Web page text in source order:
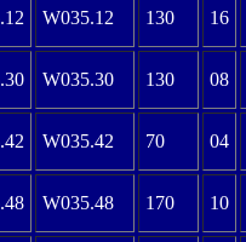
W035.12 130 16
W035.30 130 08
W035.42 70 04
W035.48 170 10